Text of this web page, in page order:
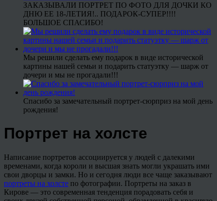
ЗАКАЗЫВАЛИ ПОРТРЕТ ПО ФОТО ДЛЯ ДОЧКИ КО
ДНЮ ЕЕ 18-ЛЕТИЯ!.. ПОДАРОК-СУПЕР!!!!
БОЛЬШОЕ СПАСИБО!
Мы решили сделать ему подарок в виде исторической
картины нашей семьи и подарить статуэтку — шарж от
дочери и мы не прогадали!!!
Спасибо за замечательный портрет-сюрприз на мой день
рождения!
Портрет на холсте
Написание портретов ассоциируется у людей с далекими
временами, когда короли и высшая знать могли украшать ими
свои дворцы и замки. Но и сегодня люди все чаще заказывают
портреты на холсте по фотографии. Портреты на заказ в
Кирове — это современная тенденция порадовать себя и